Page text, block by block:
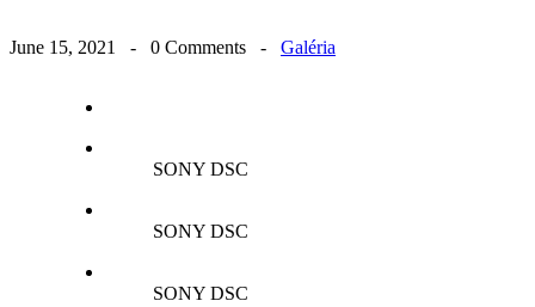
June 15, 2021 - 0 Comments - Galéria
SONY DSC
SONY DSC
SONY DSC